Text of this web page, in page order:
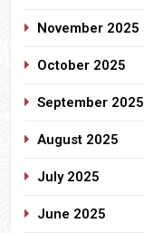
November 2025
October 2025
September 2025
August 2025
July 2025
June 2025